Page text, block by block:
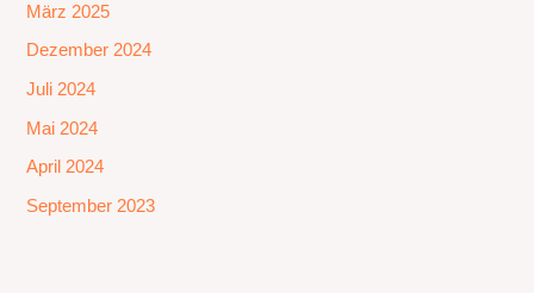
März 2025
Dezember 2024
Juli 2024
Mai 2024
April 2024
September 2023